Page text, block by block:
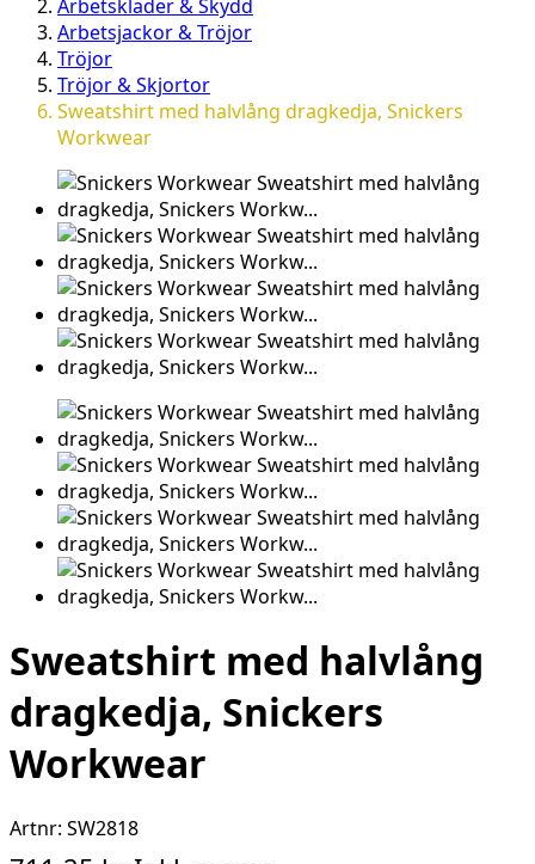
Arbetskläder & Skydd
Arbetsjackor & Tröjor
Tröjor
Tröjor & Skjortor
Sweatshirt med halvlång dragkedja, Snickers
Workwear
Sweatshirt med halvlång
dragkedja, Snickers
Workwear
Artnr: SW2818